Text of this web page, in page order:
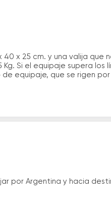
x 25 cm. y una valija que
Si el equipaje supera los
equipaje, que se rigen
por Argentina y hacia